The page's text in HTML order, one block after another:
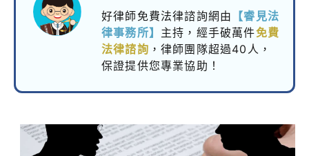
好律師免費法律諮詢網由
【睿見法
律事務所】 主持， 經手破萬件免費
法律諮詢 ，律師團隊超過40人，
保證提供您專業協助！